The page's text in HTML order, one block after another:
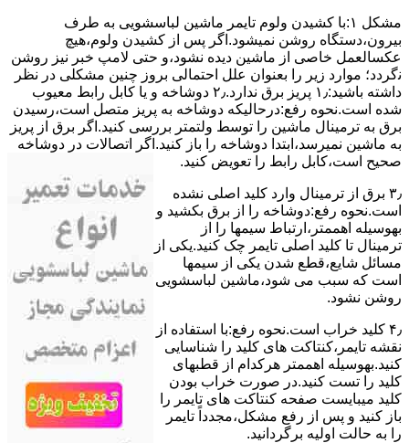
مشکل ۱:ﺑﺎ ﮐﺸﯿﺪن وﻟﻮم ﺗﺎﯾﻤﺮ ماشین لباسشویی به طرف
ﺑﯿﺮون،دستگاه روﺷﻦ نمیشود.اﮔﺮ ﭘﺲ از ﮐﺸﯿﺪن وﻟﻮم،ﻫﯿﭻ
عکسالعمل ﺧﺎﺻﯽ از ﻣﺎﺷﯿﻦ دﯾﺪه نشود،و حتی ﻻﻣﭗ ﺧﺒﺮ ﻧﯿﺰ روﺷﻦ
ﻧگردد؛ موارد زیر را بعنوان ﻋﻠﻞ احتمالی بروز چنین مشکلی در نظر
داشته باشید:۱٫ ﭘﺮﯾﺰ ﺑﺮق ﻧﺪارد.۲٫ دوﺷﺎﺧﻪ و ﯾﺎ ﮐﺎﺑﻞ راﺑﻂ ﻣﻌﯿﻮب
ﺷﺪه است.نحوه رفع:درحالیکه دوﺷﺎﺧﻪ ﺑﻪ ﭘﺮﯾﺰ ﻣﺘﺼﻞ اﺳﺖ،رﺳﯿﺪن
ﺑﺮق ﺑﻪ ﺗﺮﻣﯿﻨﺎل ﻣﺎﺷﯿﻦ را ﺗﻮﺳﻂ ولتمتر بررسی ﮐﻨﯿﺪ.اﮔﺮ ﺑﺮق از ﭘﺮﯾﺰ
ﺑﻪ ﻣﺎﺷﯿﻦ نمیرسد،اﺑﺘﺪا دوشاخه را باز کنید.اﮔﺮ اﺗﺼﺎﻻت در دوشاخه
ﺻﺤﯿﺢ اﺳﺖ،ﮐﺎﺑﻞ راﺑﻂ را ﺗﻌﻮﯾﺾ کنید.
۳٫ ﺑﺮق از ﺗﺮﻣﯿﻨﺎل وارد ﮐﻠﯿﺪ اﺻﻠﯽ ﻧﺸﺪه
است.نحوه رﻓﻊ:دوشاخه را از ﺑﺮق بکشید و
بهوسیله اهممتر،ارﺗﺒﺎط سیمها را از
ﺗﺮﻣﯿﻨﺎل ﺗﺎ ﮐﻠﯿﺪ اﺻﻠﯽ ﺗﺎﯾﻤﺮ چک کنید.یکی از
مسائل شایع،ﻗﻄﻊ شدن ﯾﮑﯽ از سیمها
است که سبب می شود،ﻣﺎﺷﯿﻦ لباسشویی
روﺷﻦ نشود.
۴٫ ﮐﻠﯿﺪ ﺧﺮاب اﺳﺖ.نحوه رفع:ﺑﺎ اﺳﺘﻔﺎده از
ﻧﻘﺸﻪ ﺗﺎﯾﻤﺮ،ﮐﻨﺘﺎﮐﺖ ﻫﺎی ﮐﻠﯿﺪ را ﺷﻨﺎﺳﺎﯾﯽ
کنید.بهوسیله اهممتر هرکدام از قطبهای
ﮐﻠﯿﺪ را ﺗﺴﺖ ﮐﻨﯿﺪ.در ﺻﻮرت ﺧﺮاب ﺑﻮدن
ﮐﻠﯿﺪ میبایست ﺻﻔﺤﻪ ﮐﻨﺘﺎﮐﺖ ﻫﺎی ﺗﺎﯾﻤﺮ را
باز کنید و ﭘﺲ از رﻓﻊ مشکل،مجدداً ﺗﺎﯾﻤﺮ
را به حالت اوﻟﯿﻪ برگردانید.